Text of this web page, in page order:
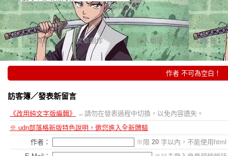
首頁 文章創作 個人相簿 訪客簿
作者 不可為空白！
訪客簿／發表新留言
《改用純文字版編輯》
←請勿在發表過程中切換，以免內容遺失。
※ udn部落格新版特色說明，邀您進入全新體驗
作者：
※限 20 字以內，不能使用html